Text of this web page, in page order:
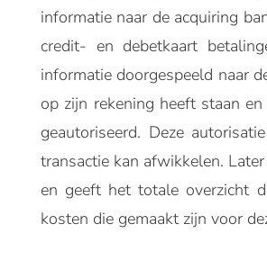
informatie naar de acquiring
credit- en debetkaart
informatie doorgespeeld naar
op zijn rekening heeft staan
geautoriseerd. Deze
transactie kan afwikkelen.
en geeft het totale overzicht
kosten die gemaakt zijn voor